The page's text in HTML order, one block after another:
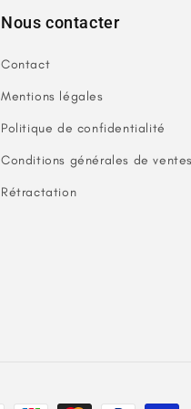
Nous contacter
Contact
Mentions légales
Politique de confidentialité
Conditions générales de
Rétractation